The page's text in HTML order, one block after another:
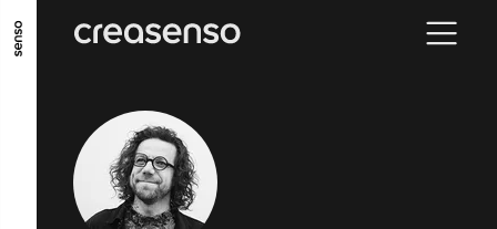
ALLER AU CONTENU PRINCIPAL
ALLER EN BAS DE PAGE